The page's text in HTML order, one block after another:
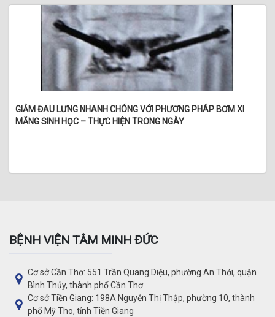
GIẢM ĐAU LƯNG NHANH CHÓNG VỚI PHƯƠNG PHÁP BƠM XI
MĂNG SINH HỌC – THỰC HIỆN TRONG NGÀY
BỆNH VIỆN TÂM MINH ĐỨC
Cơ sở Cần Thơ: 551 Trần Quang Diệu, phường An Thới, quận
Bình Thủy, thành phố Cần Thơ.
Cơ sở Tiền Giang: 198A Nguyễn Thị Thập, phường 10, thành
phố Mỹ Tho, tỉnh Tiền Giang